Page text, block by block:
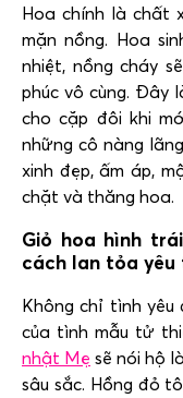
Hoa chính là chất
mặn nồng. Hoa
nhiệt, nồng cháy
phúc vô cùng. Đây
cho cặp đôi khi
những cô nàng
xinh đẹp, ấm áp,
chặt và thăng hoa.
Giỏ hoa hình
cách lan tỏa
Không chỉ tình
của tình mẫu tử
nhật Mẹ sẽ nói hộ
sâu sắc. Hồng đỏ